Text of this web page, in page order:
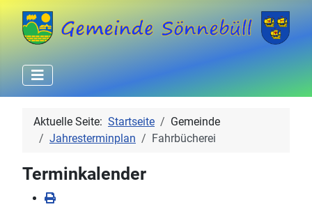
Aktuelle Seite: Startseite
Gemeinde
Jahresterminplan
Fahrbücherei
Terminkalender